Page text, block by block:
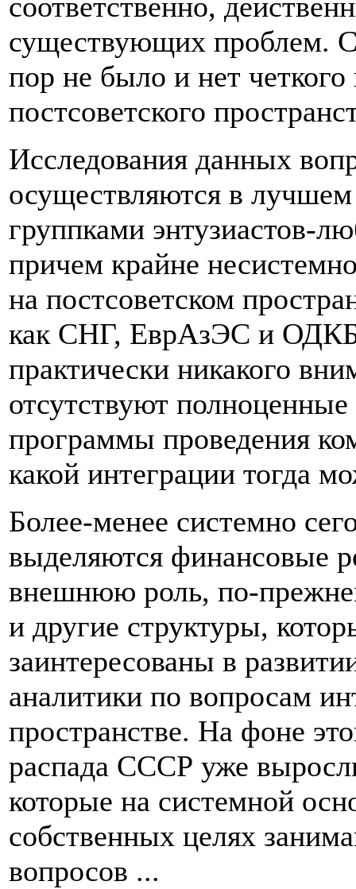
существующих проблем.
пор не было и нет
постсоветского
Исследования данных
осуществляются в
группками энтузиастов-
причем крайне
на постсоветском
как СНГ, ЕврАзЭС и ОДКБ
практически никакого
отсутствуют
программы проведения
какой интеграции тогда
Более-менее системно
выделяются финансовые
внешнюю роль, по-
и другие структуры,
заинтересованы в
аналитики по вопросам
пространстве. На фоне
распада СССР уже
которые на системной
собственных целях
вопросов ...